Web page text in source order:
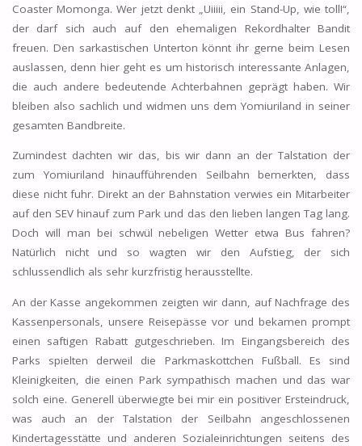
Coaster Momonga. Wer jetzt denkt „Uiiiii, ein Stand-Up, wie toll!“,
der darf sich auch auf den ehemaligen Rekordhalter Bandit
freuen. Den sarkastischen Unterton könnt ihr gerne beim Lesen
auslassen, denn hier geht es um historisch interessante Anlagen,
die auch andere bedeutende Achterbahnen geprägt haben. Wir
bleiben also sachlich und widmen uns dem Yomiuriland in seiner
gesamten Bandbreite.
Zumindest dachten wir das, bis wir dann an der Talstation der
zum Yomiuriland hinaufführenden Seilbahn bemerkten, dass
diese nicht fuhr. Direkt an der Bahnstation verwies ein Mitarbeiter
auf den SEV hinauf zum Park und das den lieben langen Tag lang.
Doch will man bei schwül nebeligen Wetter etwa Bus fahren?
Natürlich nicht und so wagten wir den Aufstieg, der sich
schlussendlich als sehr kurzfristig herausstellte.
An der Kasse angekommen zeigten wir dann, auf Nachfrage des
Kassenpersonals, unsere Reisepässe vor und bekamen prompt
einen saftigen Rabatt gutgeschrieben. Im Eingangsbereich des
Parks spielten derweil die Parkmaskottchen Fußball. Es sind
Kleinigkeiten, die einen Park sympathisch machen und das war
solch eine. Generell überwiegte bei mir ein positiver Ersteindruck,
was auch an der Talstation der Seilbahn angeschlossenen
Kindertagesstätte und anderen Sozialeinrichtungen seitens des